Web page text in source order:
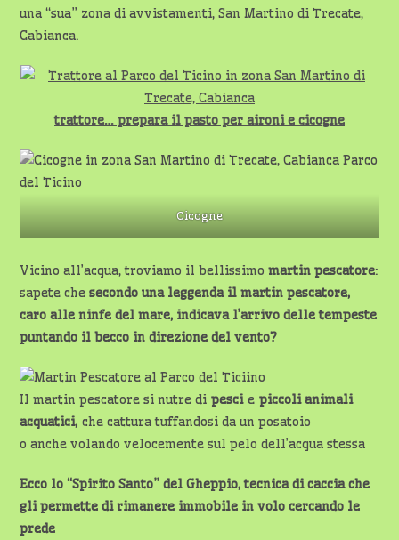
una “sua” zona di avvistamenti, San Martino di Trecate,
Cabianca.
trattore… prepara il pasto per aironi e cicogne
Cicogne
Vicino all’acqua, troviamo il bellissimomartin pescatore:
sapete chesecondo una leggenda il martin pescatore,
caro alle ninfe del mare, indicava l’arrivo delle tempeste
puntando il becco in direzione del vento?
Il martin pescatore si nutre di pescie piccoli animali
acquatici, che cattura tuffandosi da un posatoio
o anche volando velocemente sul pelo dell’acqua stessa
Ecco lo “Spirito Santo” del Gheppio, tecnica di caccia che
gli permette di rimanere immobile in volo cercando le
prede